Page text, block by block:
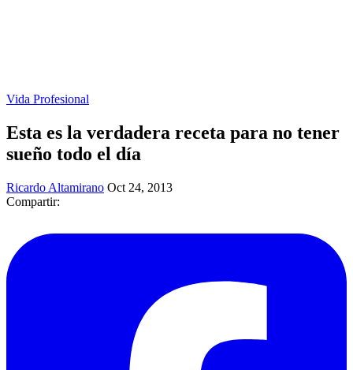
Vida Profesional
Esta es la verdadera receta para no tener
sueño todo el día
Ricardo Altamirano Oct 24, 2013
Compartir: